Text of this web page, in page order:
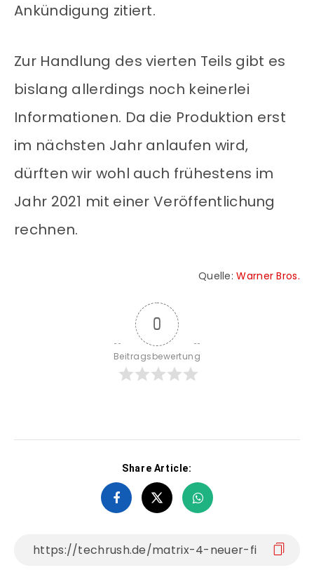
Ankündigung zitiert.
Zur Handlung des vierten Teils gibt es
bislang allerdings noch keinerlei
Informationen. Da die Produktion erst
im nächsten Jahr anlaufen wird,
dürften wir wohl auch frühestens im
Jahr 2021 mit einer Veröffentlichung
rechnen.
Quelle:Warner Bros.
0
Beitragsbewertung
Share Article: